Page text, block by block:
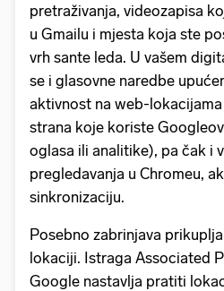
pretraživanja, videozapisa
u Gmailu i mjesta koja ste
vrh sante leda. U vašem
se i glasovne naredbe
aktivnost na web-
strana koje koriste
oglasa ili analitike), pa čak i
pregledavanja u Chromeu,
sinkronizaciju.
Posebno zabrinjava
lokaciji. Istraga Associated
Google nastavlja pratiti